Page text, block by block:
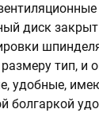
диск
тип,
удобные,
болгаркой